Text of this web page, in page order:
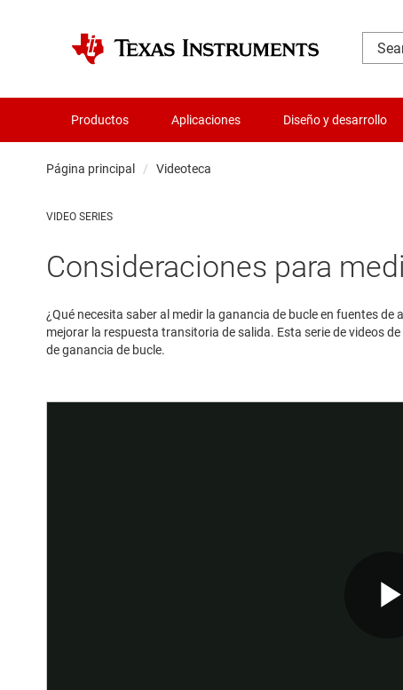
Productos Aplicaciones Diseño y desarrollo
Página principal Videoteca
VIDEO SERIES
Consideraciones para
¿Qué necesita saber al medir la ganancia de bucle en fuentes
mejorar la respuesta transitoria de salida. Esta serie de videos
de ganancia de bucle.